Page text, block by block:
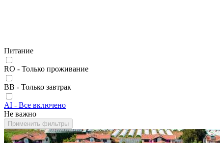
Питание
RO - Только проживание
BB - Только завтрак
AI - Все включено
Не важно
Применить фильтры